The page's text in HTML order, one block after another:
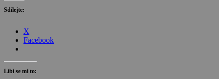
Sdílejte:
X
Facebook
Líbí se mi to: